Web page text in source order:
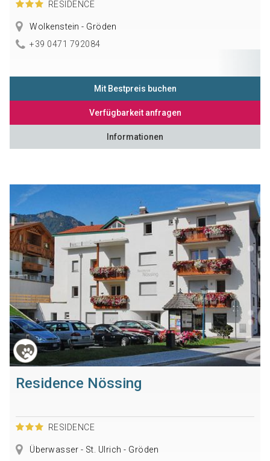
RESIDENCE
Wolkenstein - Gröden
+39 0471 792084
Mit Bestpreis buchen
Verfügbarkeit anfragen
Informationen
Residence Nössing
RESIDENCE
Überwasser - St. Ulrich - Gröden